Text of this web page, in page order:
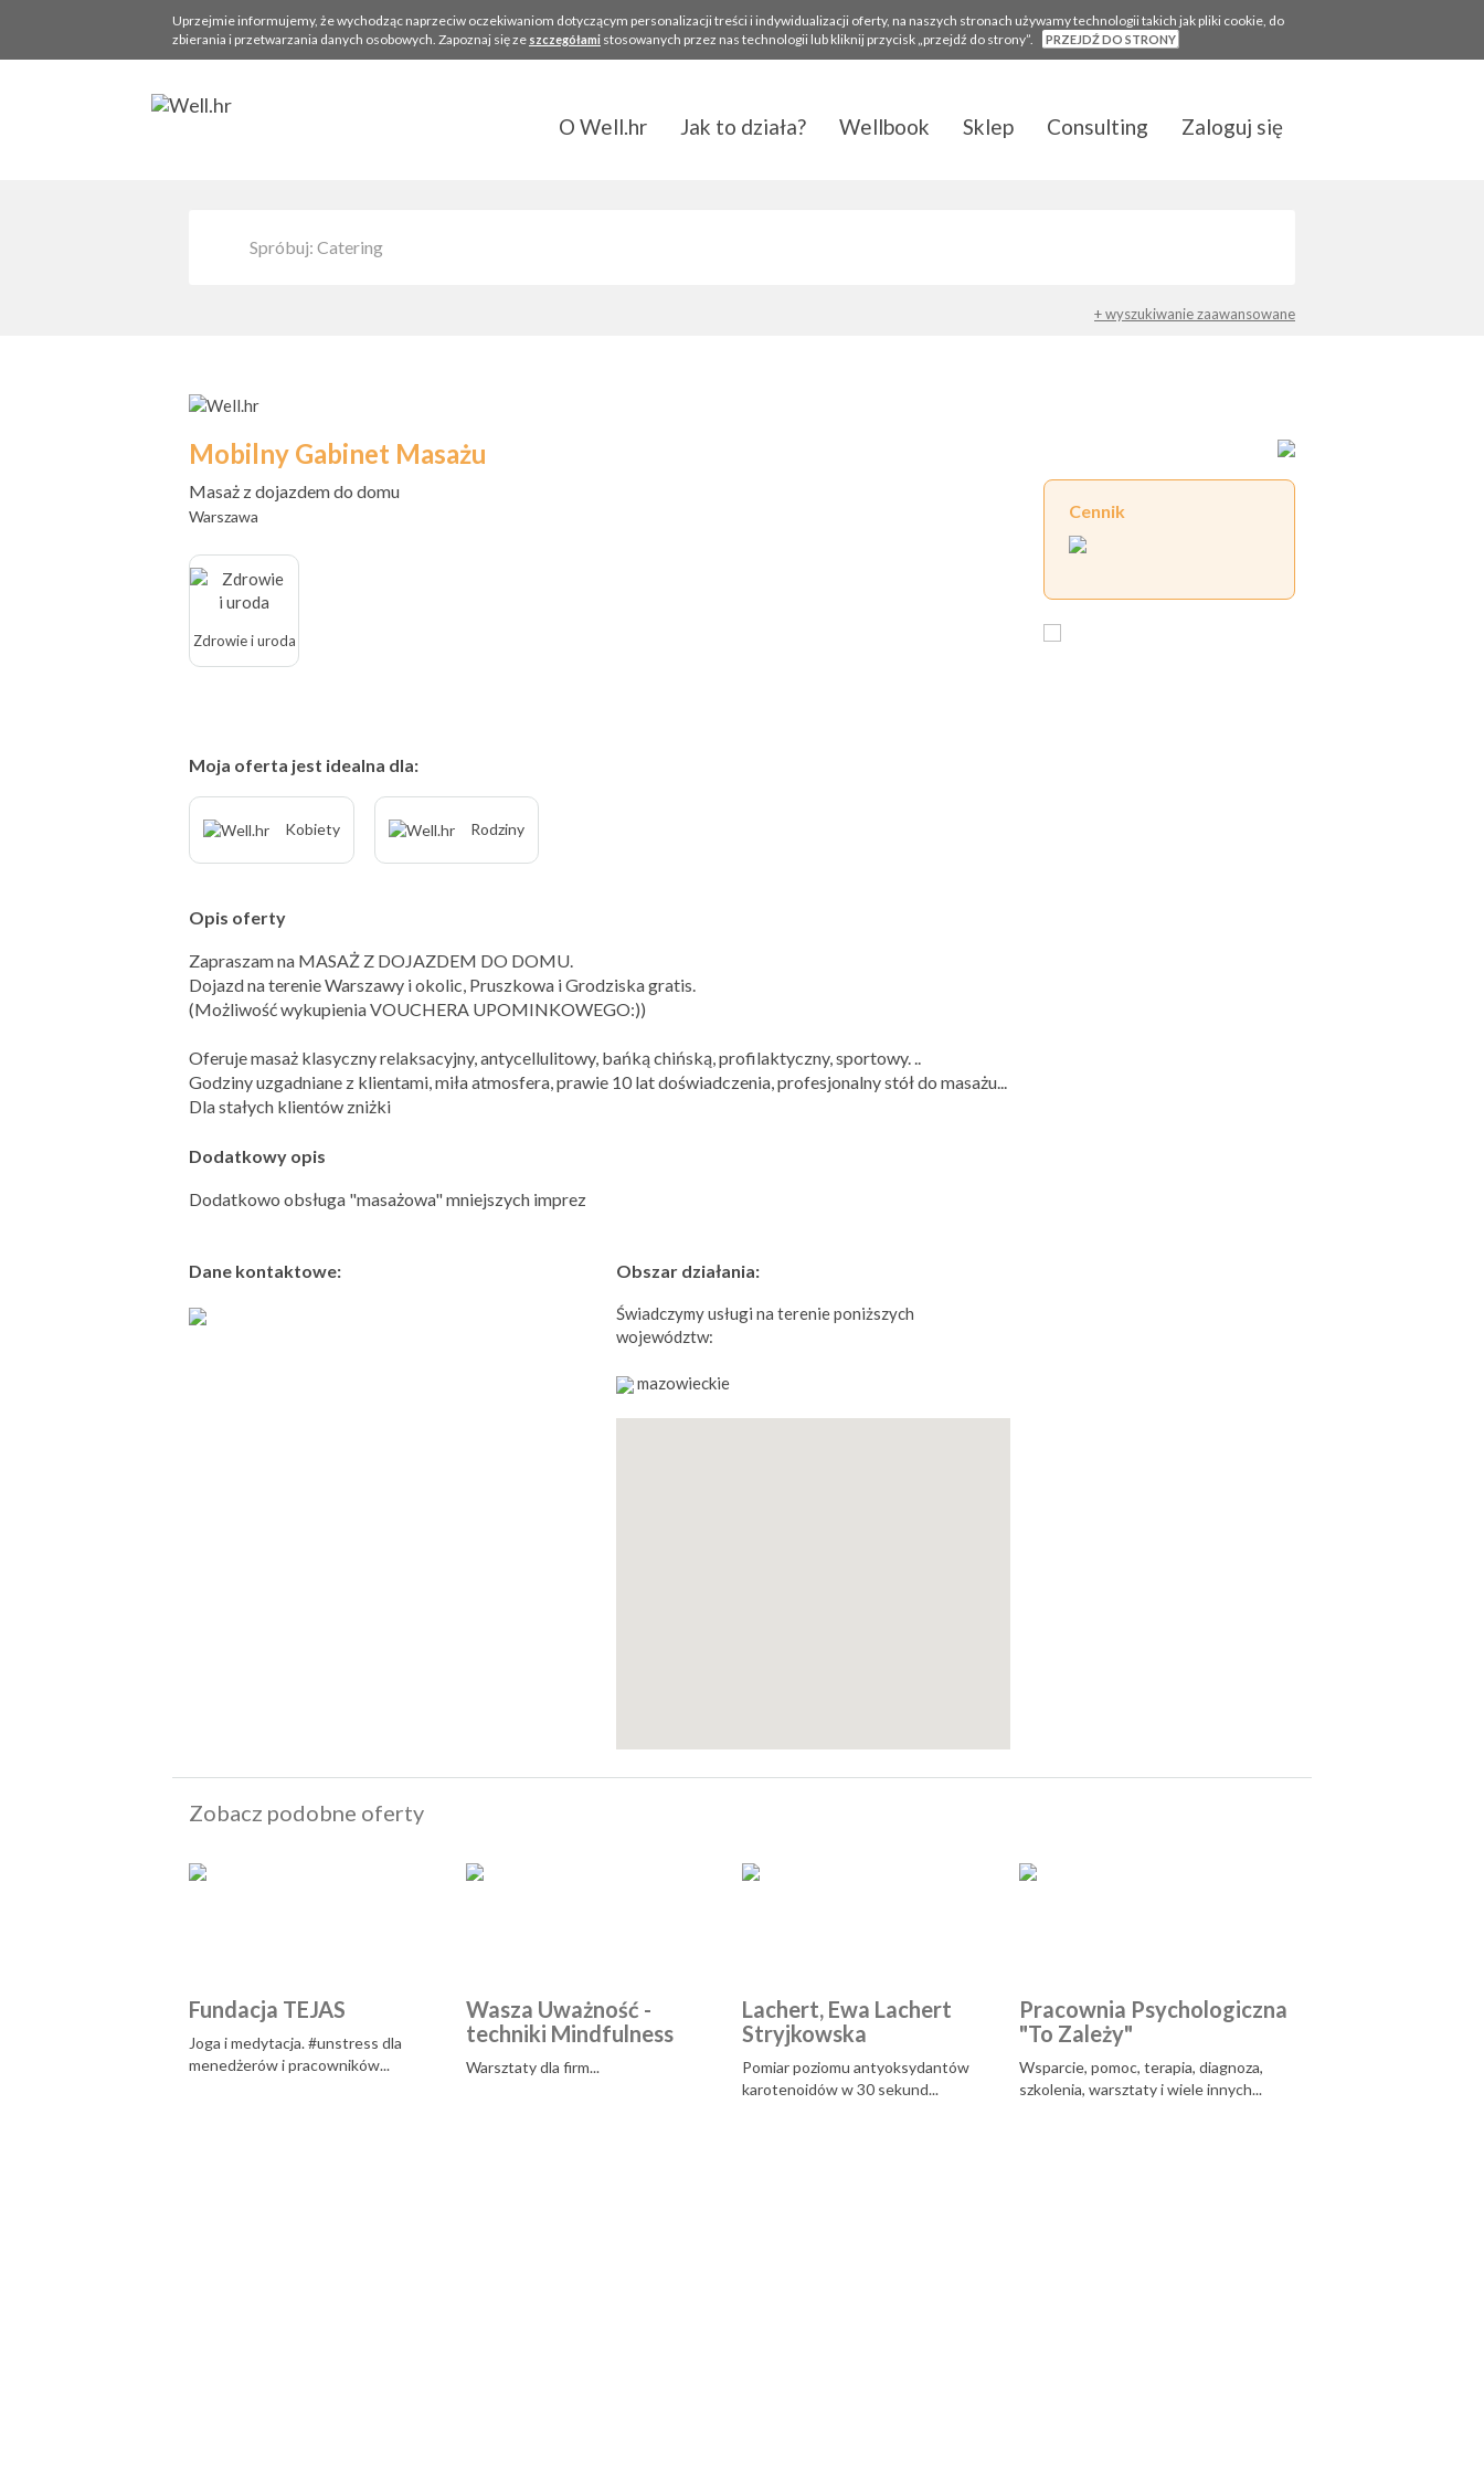
Uprzejmie informujemy, że wychodząc naprzeciw oczekiwaniom dotyczącym personalizacji treści i indywidualizacji oferty, na naszych stronach używamy technologii takich jak pliki cookie, do
zbierania i przetwarzania danych osobowych. Zapoznaj się ze szczegółami stosowanych przez nas technologii lub kliknij przycisk „przejdź do strony”. PRZEJDŹ DO STRONY
O Well.hr Jak to działa? Wellbook Sklep Consulting Zaloguj się
+ wyszukiwanie zaawansowane
Mobilny Gabinet Masażu
Masaż z dojazdem do domu
Warszawa
Zdrowie i uroda
Moja oferta jest idealna dla:
Kobiety Rodziny
Opis oferty
Zapraszam na MASAŻ Z DOJAZDEM DO DOMU.
Dojazd na terenie Warszawy i okolic, Pruszkowa i Grodziska gratis.
(Możliwość wykupienia VOUCHERA UPOMINKOWEGO:))
Oferuje masaż klasyczny relaksacyjny, antycellulitowy, bańką chińską, profilaktyczny, sportowy. ..
Godziny uzgadniane z klientami, miła atmosfera, prawie 10 lat doświadczenia, profesjonalny stół do masażu...
Dla stałych klientów zniżki
Dodatkowy opis
Dodatkowo obsługa "masażowa" mniejszych imprez
Dane kontaktowe: Obszar działania:
Świadczymy usługi na terenie poniższych
województw:
mazowieckie
Cennik
Zobacz podobne oferty
Fundacja TEJAS
Joga i medytacja. #unstress dla
menedżerów i pracowników...
Wasza Uważność -
techniki Mindfulness
Warsztaty dla firm...
Lachert, Ewa Lachert
Stryjkowska
Pomiar poziomu antyoksydantów
karotenoidów w 30 sekund...
Pracownia Psychologiczna
"To Zależy"
Wsparcie, pomoc, terapia, diagnoza,
szkolenia, warsztaty i wiele innych...